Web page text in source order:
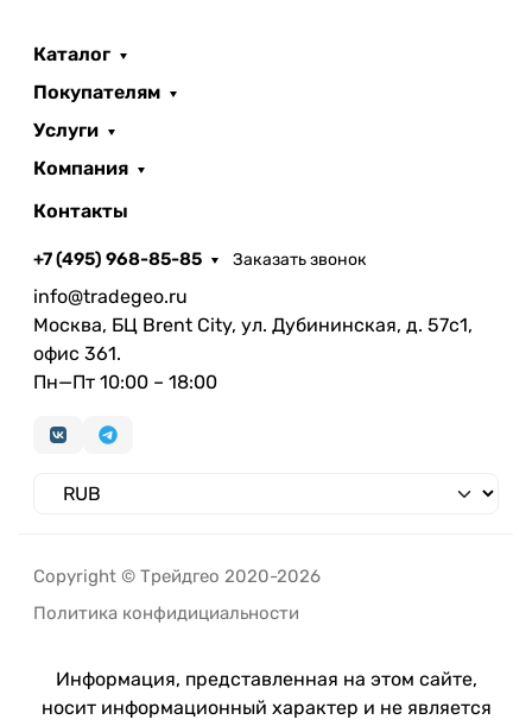
Каталог
Покупателям
Услуги
Компания
Контакты
+7 (495) 968-85-85 Заказать звонок
info@tradegeo.ru
Москва, БЦ Brent City, ул. Дубининская, д. 57с1,
офис 361.
Пн—Пт 10:00 – 18:00
Copyright © Трейдгео 2020-2026
Политика конфидициальности
Информация, представленная на этом сайте,
носит информационный характер и не является